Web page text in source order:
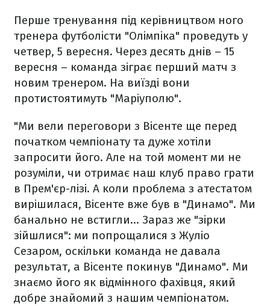
Перше тренування під керівництвом ного
тренера футболісти "Олімпіка" проведуть у
четвер, 5 вересня. Через десять днів – 15
вересня – команда зіграє перший матч з
новим тренером. На виїзді вони
протистоятимуть "Маріуполю".
"Ми вели переговори з Вісенте ще перед
початком чемпіонату та дуже хотіли
запросити його. Але на той момент ми не
розуміли, чи отримає наш клуб право грати
в Прем'єр-лізі. А коли проблема з атестатом
вирішилася, Вісенте вже був в "Динамо". Ми
банально не встигли... Зараз же "зірки
зійшлися": ми попрощалися з Жуліо
Сезаром, оскільки команда не давала
результат, а Вісенте покинув "Динамо". Ми
знаємо його як відмінного фахівця, який
добре знайомий з нашим чемпіонатом.